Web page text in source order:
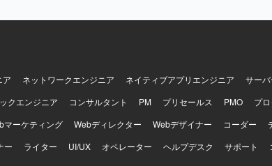
ア ネットワークエンジニア ネイティブアプリエンジニア サー
クエンジニア
コンサルタント PM プリセールス PMO プ
マーケティング
Webディレクター Webデザイナー コーダー
ー
ライター UI/UX オペレーター ヘルプデスク サポート